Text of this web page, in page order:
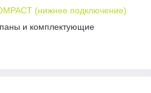
(нижнее подключение)
и комплектующие